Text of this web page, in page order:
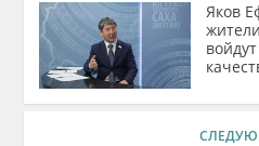
Яков